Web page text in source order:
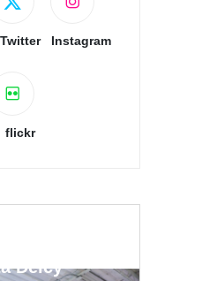
Twitter Instagram
flickr
Delcy